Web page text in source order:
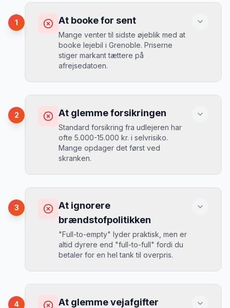
1 At booke for sent
Mange venter til sidste øjeblik med at
booke lejebil i Grenoble. Priserne
stiger markant tættere på
afrejsedatoen.
Du betaler 30-50% mere, og de bedste
biler er udsolgt.
Løsning
MJ
Mikkels erfaring
“I august 2024 så jeg priserne i
Grenoble stige fra 189 kr/dag til 349
kr/dag på bare 2 uger. Book tidligt!
2 At glemme forsikringen
Standard forsikring fra udlejeren har
ofte 5.000-15.000 kr. i selvrisiko.
Mange opdager det først ved
skranken.
Ved selv en mindre skade kan du blive
opkrævet tusindvis af kroner.
Løsning
Book altid med fuld kaskoforsikring uden
3
At ignorere
brændstofpolitikken
"Full-to-empty" lyder praktisk, men er
altid dyrere end "full-to-full" fordi du
betaler for en hel tank til overpris.
Du betaler 20-30% mere for brændstof,
4 At glemme vejafgifter